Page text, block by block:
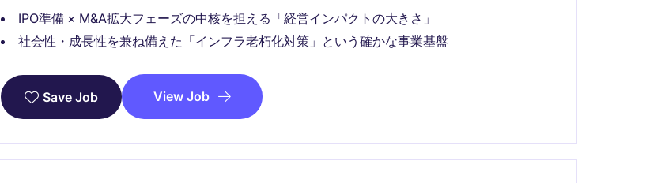
IPO準備 × M&A拡大フェーズの中核を担える「経営インパクトの大きさ」
社会性・成長性を兼ね備えた「インフラ老朽化対策」という確かな事業基盤
Save Job View Job